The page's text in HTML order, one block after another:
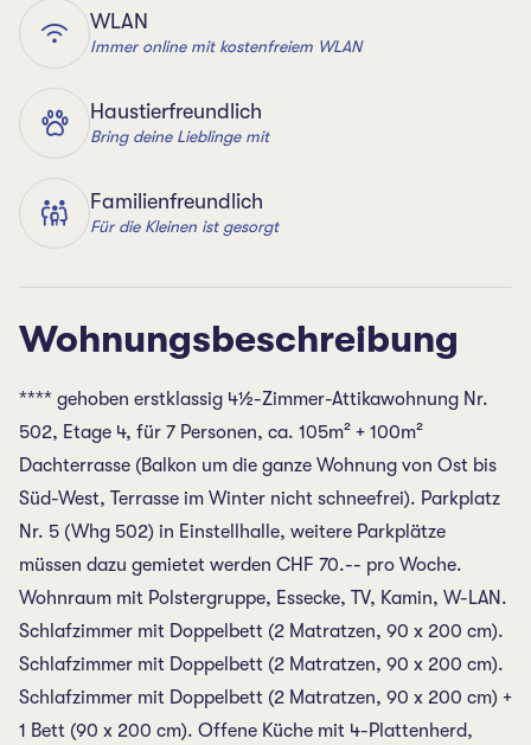
WLAN
Immer online mit kostenfreiem WLAN
Haustierfreundlich
Bring deine Lieblinge mit
Familienfreundlich
Für die Kleinen ist gesorgt
Wohnungsbeschreibung
**** gehoben erstklassig 4½-Zimmer-Attikawohnung Nr.
502, Etage 4, für 7 Personen, ca. 105m² + 100m²
Dachterrasse (Balkon um die ganze Wohnung von Ost bis
Süd-West, Terrasse im Winter nicht schneefrei). Parkplatz
Nr. 5 (Whg 502) in Einstellhalle, weitere Parkplätze
müssen dazu gemietet werden CHF 70.-- pro Woche.
Wohnraum mit Polstergruppe, Essecke, TV, Kamin, W-LAN.
Schlafzimmer mit Doppelbett (2 Matratzen, 90 x 200 cm).
Schlafzimmer mit Doppelbett (2 Matratzen, 90 x 200 cm).
Schlafzimmer mit Doppelbett (2 Matratzen, 90 x 200 cm) +
1 Bett (90 x 200 cm). Offene Küche mit 4-Plattenherd,